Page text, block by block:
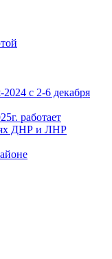
с 2-6 декабря
работает
ДНР и ЛНР